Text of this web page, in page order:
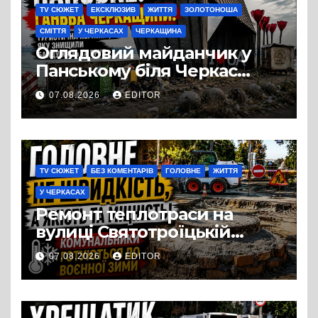
TV СЮЖЕТ ЕКСКЛЮЗИВ ЖИТТЯ ЗОЛОТОНОША
СМІТТЯ У ЧЕРКАСАХ ЧЕРКАЩИНА
Оглядовий майданчик у
Панському біля Черкас
перетворився на занедбане
сміттєзвалище
07.08.2026 EDITOR
TV СЮЖЕТ БЕЗ КОМЕНТАРІВ ГОЛОВНЕ ЖИТТЯ
У ЧЕРКАСАХ
Ремонт теплотраси на
вулиці Святотроїцькій
затягнувся порівняно із
запланованими термінами.
Вулицю досі не відкрили
для руху
07.08.2026 EDITOR